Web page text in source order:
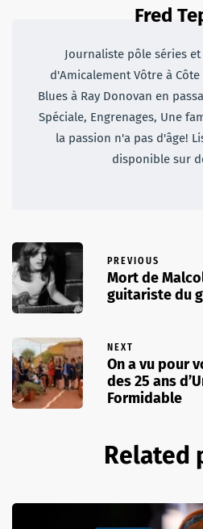
Fred
Journaliste pôle séries et
d'Amicalement Vôtre à
Blues à Ray Donovan en
Spéciale, Engrenages, Une
la passion n'a pas d'âge!
disponible sur
PREVIOUS
Mort de
guitariste du
NEXT
On a vu pour
des 25 ans
Formidable
Related